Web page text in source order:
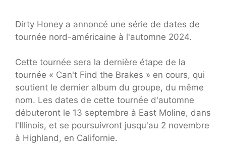
Dirty Honey a annoncé une série de dates de
tournée nord-américaine à l'automne 2024.
Cette tournée sera la dernière étape de la
tournée « Can't Find the Brakes » en cours, qui
soutient le dernier album du groupe, du même
nom. Les dates de cette tournée d'automne
débuteront le 13 septembre à East Moline, dans
l'Illinois, et se poursuivront jusqu'au 2 novembre
à Highland, en Californie.